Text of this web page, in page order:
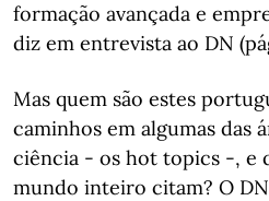
formação avançada e
diz em entrevista ao DN
Mas quem são estes
caminhos em algumas das
ciência - os hot topics -, e
mundo inteiro citam? O